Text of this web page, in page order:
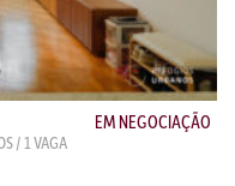
EM NEGOCIAÇÃO
/ 1 VAGA